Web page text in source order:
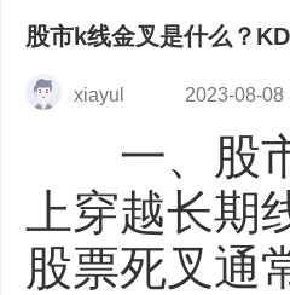
股市k线金叉是什么？
xiayul 2023-08-08
一、股市
上穿越长
股票死叉通